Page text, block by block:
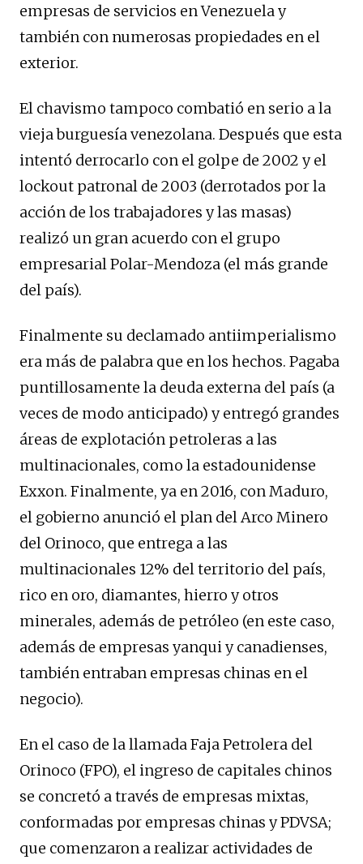
empresas de servicios en Venezuela y
también con numerosas propiedades en el
exterior.
El chavismo tampoco combatió en serio a la
vieja burguesía venezolana. Después que esta
intentó derrocarlo con el golpe de 2002 y el
lockout patronal de 2003 (derrotados por la
acción de los trabajadores y las masas)
realizó un gran acuerdo con el grupo
empresarial Polar-Mendoza (el más grande
del país).
Finalmente su declamado antiimperialismo
era más de palabra que en los hechos. Pagaba
puntillosamente la deuda externa del país (a
veces de modo anticipado) y entregó grandes
áreas de explotación petroleras a las
multinacionales, como la estadounidense
Exxon. Finalmente, ya en 2016, con Maduro,
el gobierno anunció el plan del Arco Minero
del Orinoco, que entrega a las
multinacionales 12% del territorio del país,
rico en oro, diamantes, hierro y otros
minerales, además de petróleo (en este caso,
además de empresas yanqui y canadienses,
también entraban empresas chinas en el
negocio).
En el caso de la llamada Faja Petrolera del
Orinoco (FPO), el ingreso de capitales chinos
se concretó a través de empresas mixtas,
conformadas por empresas chinas y PDVSA;
que comenzaron a realizar actividades de